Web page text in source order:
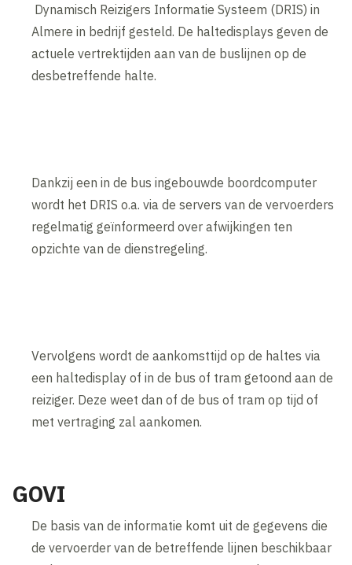
Dynamisch Reizigers Informatie Systeem (DRIS) in
Almere in bedrijf gesteld. De haltedisplays geven de
actuele vertrektijden aan van de buslijnen op de
desbetreffende halte.
Dankzij een in de bus ingebouwde boordcomputer
wordt het DRIS o.a. via de servers van de vervoerders
regelmatig geïnformeerd over afwijkingen ten
opzichte van de dienstregeling.
Vervolgens wordt de aankomsttijd op de haltes via
een haltedisplay of in de bus of tram getoond aan de
reiziger. Deze weet dan of de bus of tram op tijd of
met vertraging zal aankomen.
GOVI
De basis van de informatie komt uit de gegevens die
de vervoerder van de betreffende lijnen beschikbaar